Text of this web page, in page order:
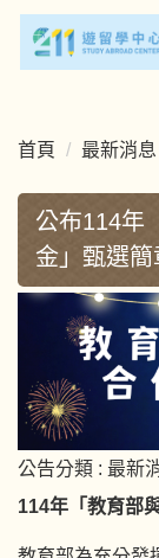
跳
主
容
區
首頁 最新消息
公布114年
金」甄選簡
公告分類 : 最新
114年「教育部